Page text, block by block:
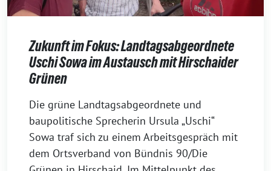
Zukunft im Fokus: Landtagsabgeordnete
Uschi Sowa im Austausch mit Hirschaider
Grünen
7.
Juli
2026
Die grüne Landtagsabgeordnete und
baupolitische Sprecherin Ursula „Uschi“
Sowa traf sich zu einem Arbeitsgespräch mit
dem Ortsverband von Bündnis 90/Die